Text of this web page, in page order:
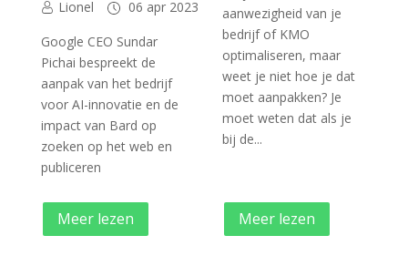
Lionel
06 apr 2023
Google CEO Sundar
Pichai bespreekt de
aanpak van het bedrijf
voor AI-innovatie en de
impact van Bard op
zoeken op het web en
publiceren
Meer lezen
aanwezigheid van je
bedrijf of KMO
optimaliseren, maar
weet je niet hoe je dat
moet aanpakken? Je
moet weten dat als je
bij de...
Meer lezen